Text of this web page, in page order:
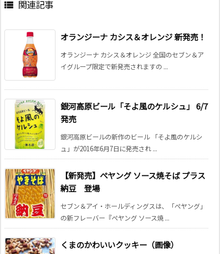
 関連記事
オランジーナ カシス＆オレンジ 新発売！
オランジーナ カシス＆オレンジ 全国のセブン＆ア
イグループ限定で新発売されますの ...
銀河高原ビール「そよ風のケルシュ」 6/7
発売
銀河高原ビールの新作のビール 「そよ風のケルシ
ュ」が2016年6月7日に発売され ...
【新発売】ぺヤング ソース焼そば プラス
納豆 登場
セブン＆アイ・ホールディングスは、「ぺヤング」
の新フレーバー『ぺヤング ソース焼 ...
くまのかわいいクッキー（画像）